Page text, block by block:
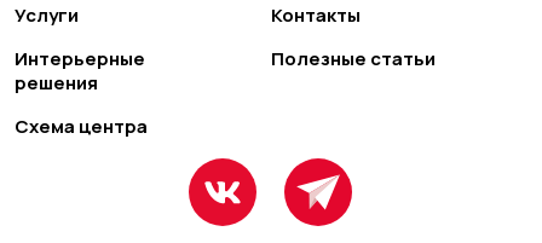
Услуги
Интерьерные
решения
Схема центра
Контакты
Полезные статьи